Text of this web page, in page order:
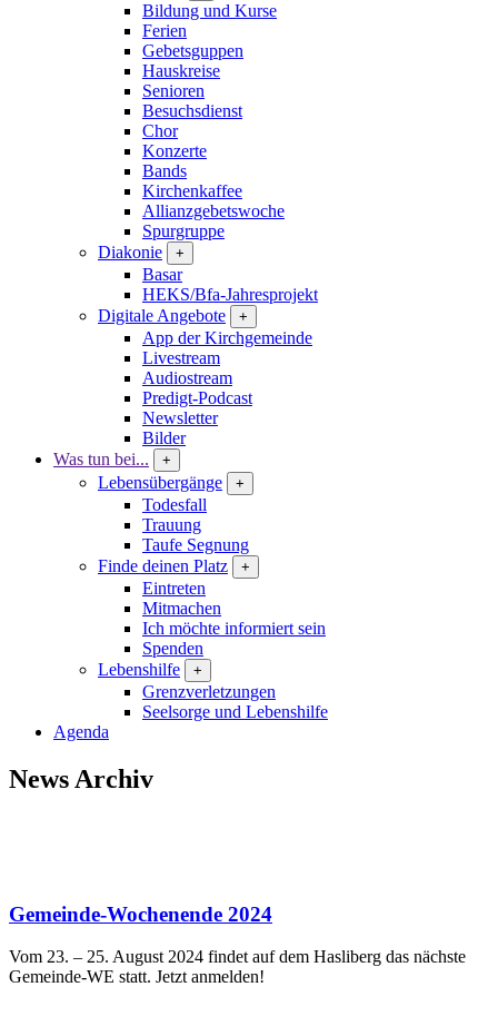
Bildung und Kurse
Ferien
Gebetsguppen
Hauskreise
Senioren
Besuchsdienst
Chor
Konzerte
Bands
Kirchenkaffee
Allianzgebetswoche
Spurgruppe
Diakonie
+
Basar
HEKS/Bfa-Jahresprojekt
Digitale Angebote
+
App der Kirchgemeinde
Livestream
Audiostream
Predigt-Podcast
Newsletter
Bilder
Was tun bei...
+
Lebensübergänge +
Todesfall
Trauung
Taufe Segnung
Finde deinen Platz
+
Eintreten
Mitmachen
Ich möchte informiert sein
Spenden
Lebenshilfe
+
Grenzverletzungen
Seelsorge und Lebenshilfe
Agenda
News Archiv
Gemeinde-Wochenende 2024
Vom 23. – 25. August 2024 findet auf dem Hasliberg das nächste
Gemeinde-WE statt. Jetzt anmelden!